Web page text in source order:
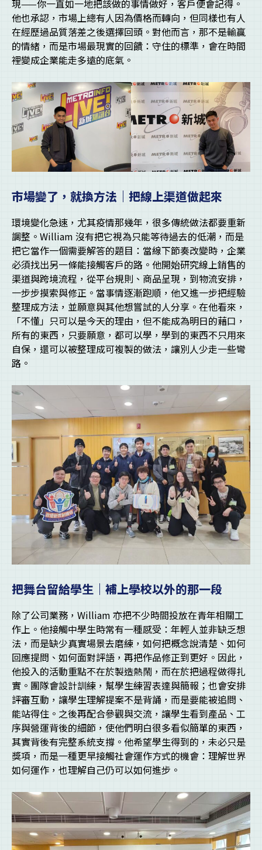
現——你一直如一地把該做的事情做好，客戶便會記得。
他也承認，市場上總有人因為價格而轉向，但同樣也有人
在經歷過品質落差之後選擇回頭。對他而言，那不是輸贏
的情緒，而是市場最現實的回饋：守住的標準，會在時間
裡變成企業能走多遠的底氣。
市場變了，就換方法｜把線上渠道做起來
環境變化急速，尤其疫情那幾年，很多傳統做法都要重新
調整。William 沒有把它視為只能等待過去的低潮，而是
把它當作一個需要解答的題目：當線下節奏改變時，企業
必須找出另一條能接觸客戶的路。他開始研究線上銷售的
渠道與跨境流程，從平台規則、商品呈現，到物流安排，
一步步摸索與修正。當事情逐漸跑順，他又進一步把經驗
整理成方法，並願意與其他想嘗試的人分享。在他看來，
「不懂」只可以是今天的理由，但不能成為明日的藉口，
所有的東西，只要願意，都可以學，學到的東西不只用來
自保，還可以被整理成可複製的做法，讓別人少走一些彎
路。
把舞台留給學生｜補上學校以外的那一段
除了公司業務，William 亦把不少時間投放在青年相關工
作上。他接觸中學生時常有一種感受：年輕人並非缺乏想
法，而是缺少真實場景去磨練，如何把概念說清楚、如何
回應提問、如何面對評語，再把作品修正到更好。因此，
他投入的活動重點不在於製造熱鬧，而在於把過程做得扎
實。團隊會設計訓練，幫學生練習表達與簡報；也會安排
評審互動，讓學生理解提案不是背誦，而是要能被追問、
能站得住。之後再配合參觀與交流，讓學生看到產品、工
序與營運背後的細節，使他們明白很多看似簡單的東西，
其實背後有完整系統支撐。他希望學生得到的，未必只是
獎項，而是一種更早接觸社會運作方式的機會：理解世界
如何運作，也理解自己仍可以如何進步。